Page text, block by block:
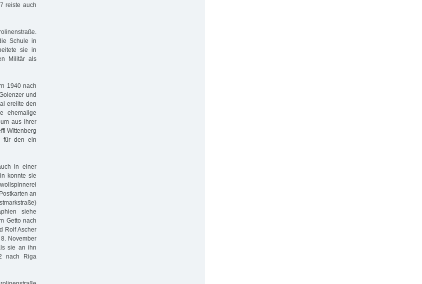
reiste auch
Schule in
sie in
Militär als
1940 nach
und
ereilte den
ehemalige
aus ihrer
Wittenberg
für den ein
in einer
konnte sie
an
siehe
Getto nach
Rolf Ascher
November
sie an ihn
nach Riga